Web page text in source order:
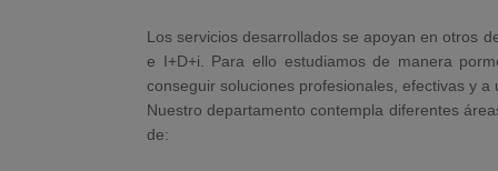
Los servicios desarrollados se apoyan en otros
e I+D+i. Para ello estudiamos de manera
conseguir soluciones profesionales, efectivas y a
Nuestro departamento contempla diferentes
de: